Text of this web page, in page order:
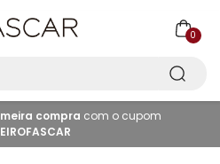
0
compra com o cupom